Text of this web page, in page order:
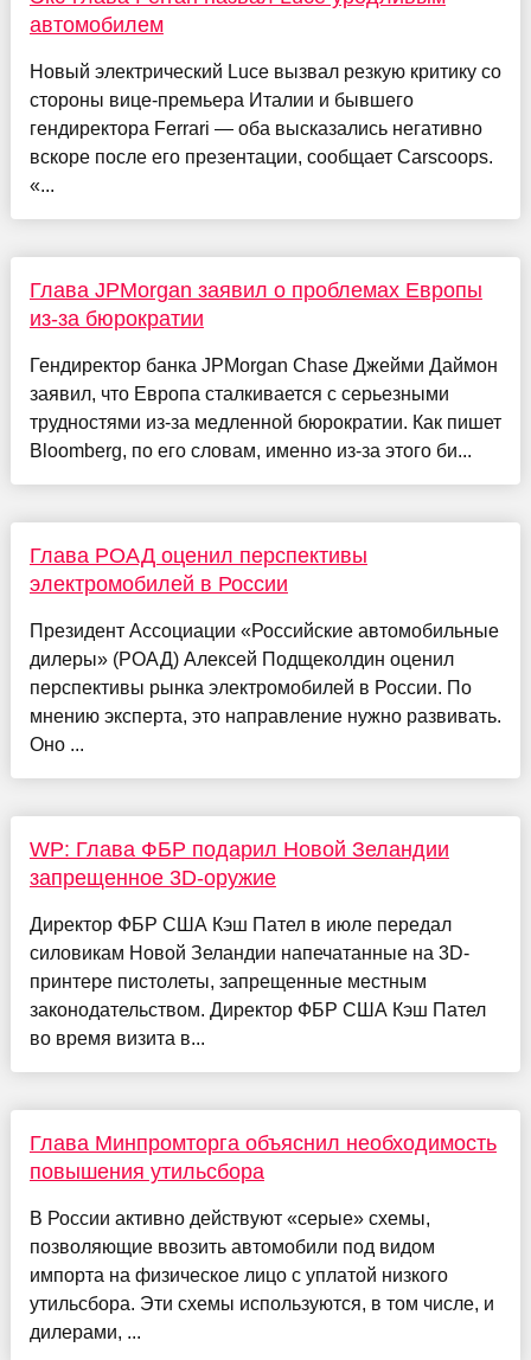
автомобилем
Новый электрический Luce вызвал резкую критику со
стороны вице-премьера Италии и бывшего
гендиректора Ferrari — оба высказались негативно
вскоре после его презентации, сообщает Carscoops.
«...
Глава JPMorgan заявил о проблемах Европы
из-за бюрократии
Гендиректор банка JPMorgan Сhase Джейми Даймон
заявил, что Европа сталкивается с серьезными
трудностями из-за медленной бюрократии. Как пишет
Bloomberg, по его словам, именно из-за этого би...
Глава РОАД оценил перспективы
электромобилей в России
Президент Ассоциации «Российские автомобильные
дилеры» (РОАД) Алексей Подщеколдин оценил
перспективы рынка электромобилей в России. По
мнению эксперта, это направление нужно развивать.
Оно ...
WP: Глава ФБР подарил Новой Зеландии
запрещенное 3D-оружие
Директор ФБР США Кэш Пател в июле передал
силовикам Новой Зеландии напечатанные на 3D-
принтере пистолеты, запрещенные местным
законодательством. Директор ФБР США Кэш Пател
во время визита в...
Глава Минпромторга объяснил необходимость
повышения утильсбора
В России активно действуют «серые» схемы,
позволяющие ввозить автомобили под видом
импорта на физическое лицо с уплатой низкого
утильсбора. Эти схемы используются, в том числе, и
дилерами, ...